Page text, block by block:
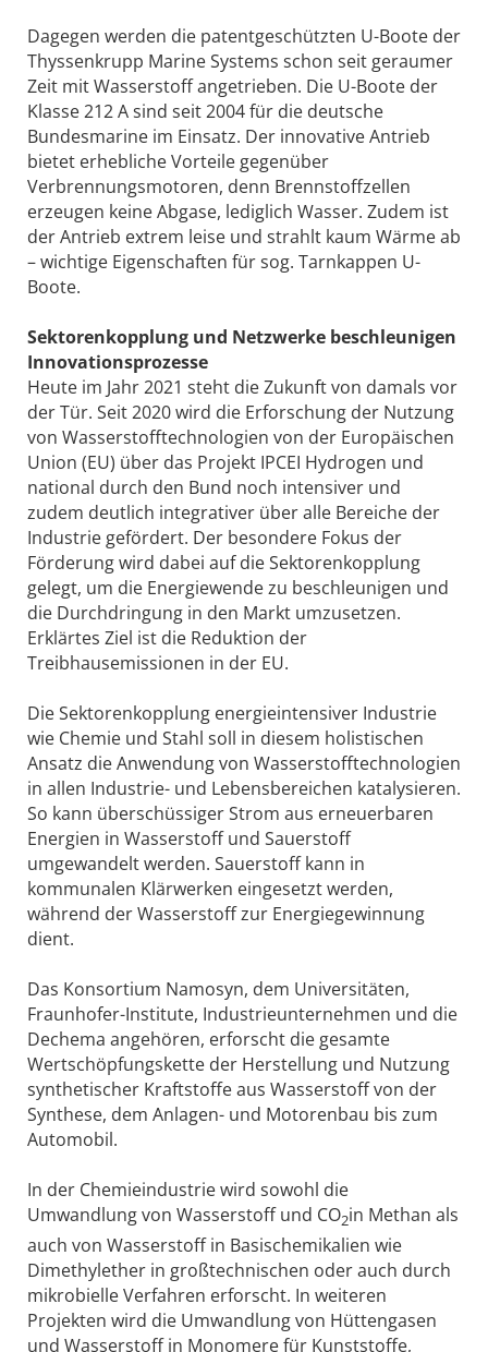
Dagegen werden die patentgeschützten U-Boote der
Thyssenkrupp Marine Systems schon seit geraumer
Zeit mit Wasserstoff angetrieben. Die U-Boote der
Klasse 212 A sind seit 2004 für die deutsche
Bundesmarine im Einsatz. Der innovative Antrieb
bietet erhebliche Vorteile gegenüber
Verbrennungsmotoren, denn Brennstoffzellen
erzeugen keine Abgase, lediglich Wasser. Zudem ist
der Antrieb ex­trem leise und strahlt kaum Wärme ab
– wichtige Eigenschaften für sog. Tarnkappen U-
Boote.
Sektorenkopplung und Netzwerke beschleunigen
Innovationsprozesse
Heute im Jahr 2021 steht die Zukunft von damals vor
der Tür. Seit 2020 wird die Erforschung der Nutzung
von Wasserstofftechnologien von der Europäischen
Union (EU) über das Projekt IPCEI Hydrogen und
national durch den Bund noch intensiver und
zudem deutlich integrativer über alle Bereiche der
Industrie gefördert. Der besondere Fokus der
Förderung wird dabei auf die Sektorenkopplung
gelegt, um die Energiewende zu beschleunigen und
die Durchdringung in den Markt umzusetzen.
Erklärtes Ziel ist die Reduktion der
Treibhausemissionen in der EU.
Die Sektorenkopplung energie­intensiver Industrie
wie Chemie und Stahl soll in diesem holistischen
Ansatz die Anwendung von Wasserstofftechnologien
in allen Industrie- und Lebensbereichen katalysieren.
So kann überschüssiger Strom aus erneuerbaren
Energien in Wasserstoff und Sauerstoff
umgewandelt werden. Sauerstoff kann in
kommunalen Klärwerken eingesetzt werden,
während der Wasserstoff zur Energiegewinnung
dient.
Das Konsortium Namosyn, dem Universitäten,
Fraunhofer-Institute, Industrieunternehmen und die
Dechema angehören, erforscht die gesamte
Wertschöpfungskette der Herstellung und Nutzung
synthetischer Kraftstoffe aus Wasserstoff von der
Synthese, dem Anlagen- und Motorenbau bis zum
Automobil.
In der Chemieindustrie wird sowohl die
Umwandlung von Wasserstoff und CO2in Methan als
auch von Wasserstoff in Basischemikalien wie
Dimethylether in großtechnischen oder auch durch
mikrobielle Verfahren erforscht. In weiteren
Projekten wird die Umwandlung von Hüttengasen
und Wasserstoff in Monomere für Kunststoffe,